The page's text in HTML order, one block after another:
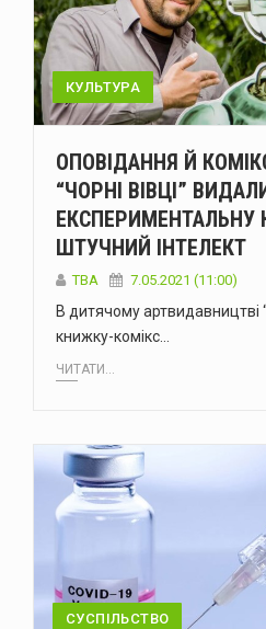
КУЛЬТУРА
ОПОВІДАННЯ Й
“ЧОРНІ ВІВЦІ”
ШТУЧНИЙ ІНТЕЛЕКТ
TBA 7.05.2021 (11:00)
В дитячому артвидавництві
книжку-комікс…
ЧИТАТИ...
СУСПІЛЬСТВО